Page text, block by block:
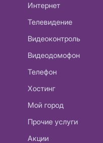
Интернет
Телевидение
Видеоконтроль
Видеодомофон
Телефон
Хостинг
Мой город
Прочие услуги
Акции